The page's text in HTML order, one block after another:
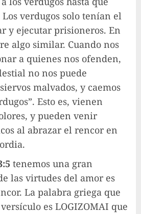
verdugos solo tenían el
y ejecutar prisioneros. En
algo similar. Cuando nos
a quienes nos ofenden,
no nos puede
malvados, y caemos
Esto es, vienen
y pueden venir
al abrazar el rencor en
tenemos una gran
las virtudes del amor es
La palabra griega que
es LOGIZOMAI que